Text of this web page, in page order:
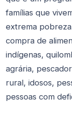
famílias que
extrema
compra de
indígenas,
agrária,
rural, idosos,
pessoas com